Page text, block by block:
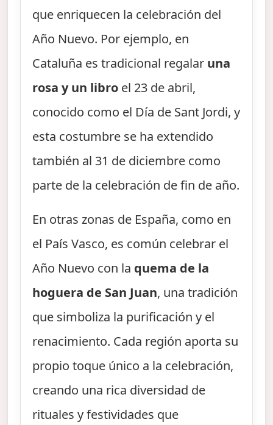
que enriquecen la celebración del
Año Nuevo. Por ejemplo, en
Cataluña es tradicional regalar una
rosa y un libro el 23 de abril,
conocido como el Día de Sant Jordi, y
esta costumbre se ha extendido
también al 31 de diciembre como
parte de la celebración de fin de año.
En otras zonas de España, como en
el País Vasco, es común celebrar el
Año Nuevo con la quema de la
hoguera de San Juan, una tradición
que simboliza la purificación y el
renacimiento. Cada región aporta su
propio toque único a la celebración,
creando una rica diversidad de
rituales y festividades que